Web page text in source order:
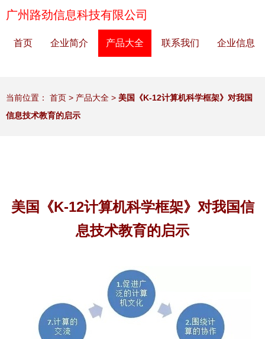
广州路劲信息科技有限公司
首页 企业简介 产品大全 联系我们 企业信息
当前位置： 首页 > 产品大全 > 美国《K-12计算机科学框架》对我国
信息技术教育的启示
美国《K-12计算机科学框架》对我国信
息技术教育的启示